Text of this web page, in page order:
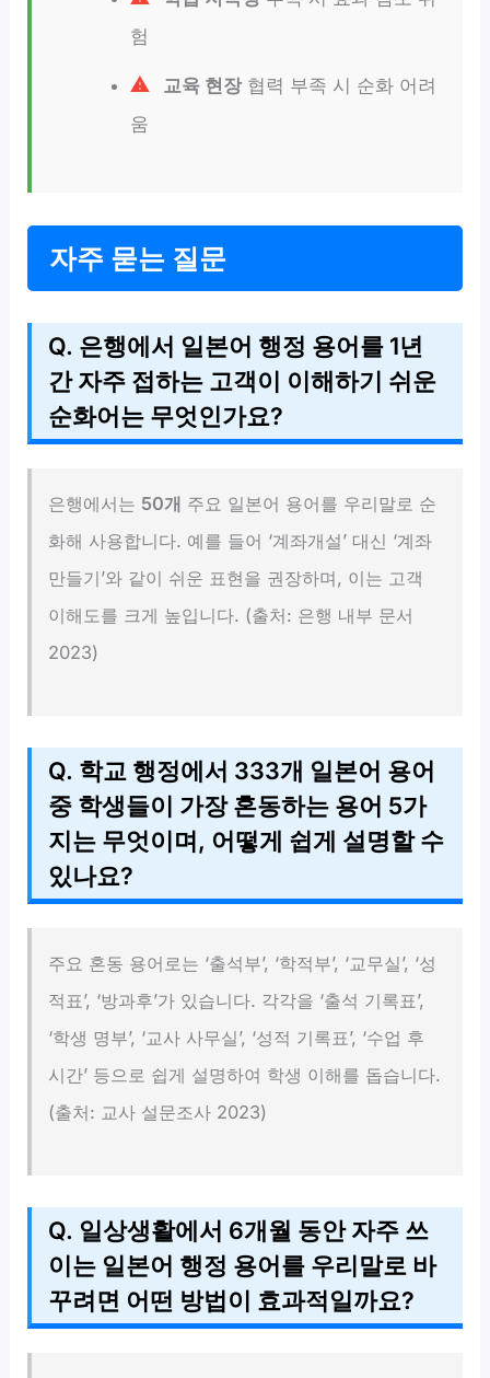
험
교육 현장협력 부족 시 순화 어려
움
자주 묻는 질문
Q. 은행에서 일본어 행정 용어를 1년
간 자주 접하는 고객이 이해하기 쉬운
순화어는 무엇인가요?
은행에서는 50개 주요 일본어 용어를 우리말로 순
화해 사용합니다. 예를 들어 ‘계좌개설’ 대신 ‘계좌
만들기’와 같이 쉬운 표현을 권장하며, 이는 고객
이해도를 크게 높입니다. (출처: 은행 내부 문서
2023)
Q. 학교 행정에서 333개 일본어 용어
중 학생들이 가장 혼동하는 용어 5가
지는 무엇이며, 어떻게 쉽게 설명할 수
있나요?
주요 혼동 용어로는 ‘출석부’, ‘학적부’, ‘교무실’, ‘성
적표’, ‘방과후’가 있습니다. 각각을 ‘출석 기록표’,
‘학생 명부’, ‘교사 사무실’, ‘성적 기록표’, ‘수업 후
시간’ 등으로 쉽게 설명하여 학생 이해를 돕습니다.
(출처: 교사 설문조사 2023)
Q. 일상생활에서 6개월 동안 자주 쓰
이는 일본어 행정 용어를 우리말로 바
꾸려면 어떤 방법이 효과적일까요?